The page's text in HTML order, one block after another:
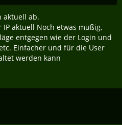
aktuell ab.
aktuell Noch etwas müßig,
entgegen wie der Login und
Einfacher und für die User
werden kann